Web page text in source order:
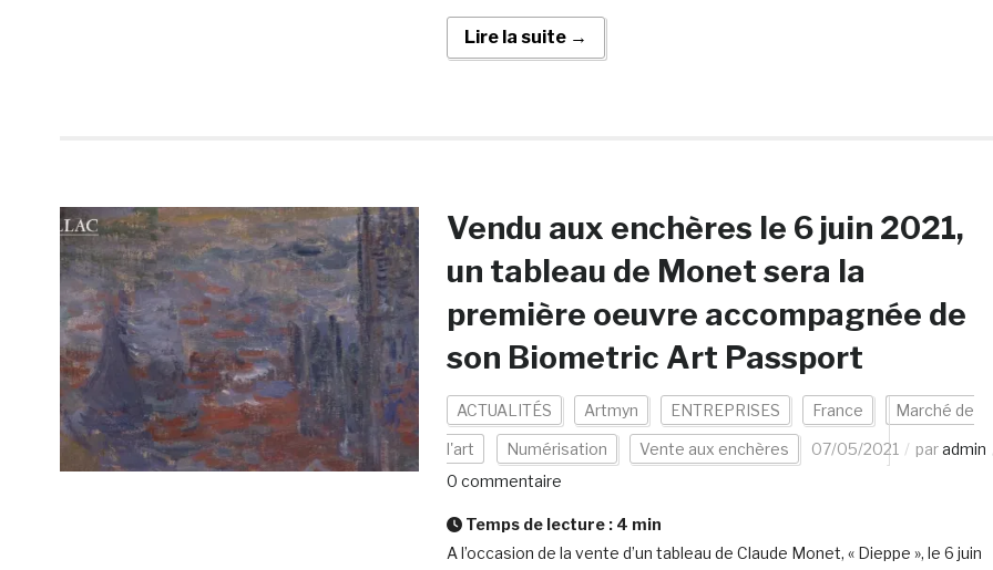
Lire la suite →
Vendu aux enchères le 6 juin 2021,
un tableau de Monet sera la
première oeuvre accompagnée de
son Biometric Art Passport
ACTUALITÉS Artmyn ENTREPRISES France Marché de
l'art Numérisation Vente aux enchères 07/05/2021 paradmin
0 commentaire
Temps de lecture : 4 min
A l’occasion de la vente d’un tableau de Claude Monet, « Dieppe », le 6 juin